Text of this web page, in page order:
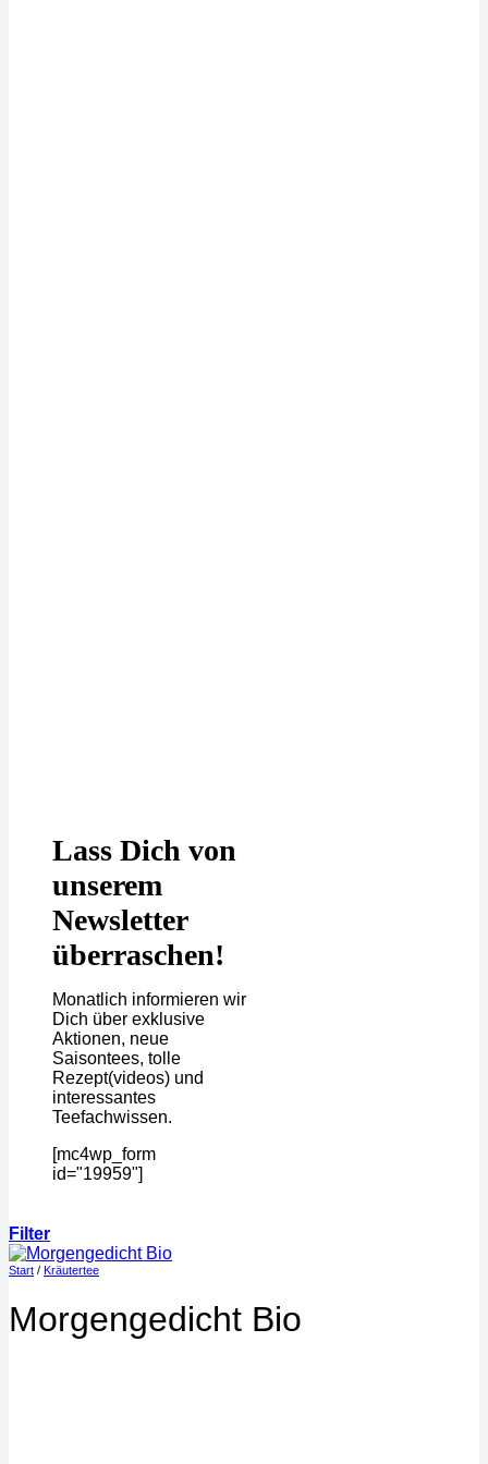
Lass Dich von
unserem
Newsletter
überraschen!
Monatlich informieren wir
Dich über exklusive
Aktionen, neue
Saisontees, tolle
Rezept(videos) und
interessantes
Teefachwissen.
[mc4wp_form
id="19959"]
Filter
Start / Kräutertee
Morgengedicht Bio